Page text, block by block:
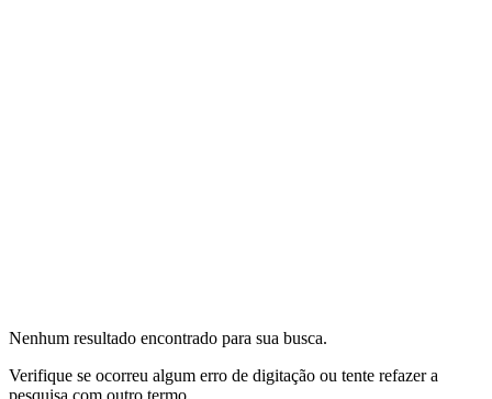
Nenhum resultado encontrado para sua busca.
Verifique se ocorreu algum erro de digitação ou tente refazer a